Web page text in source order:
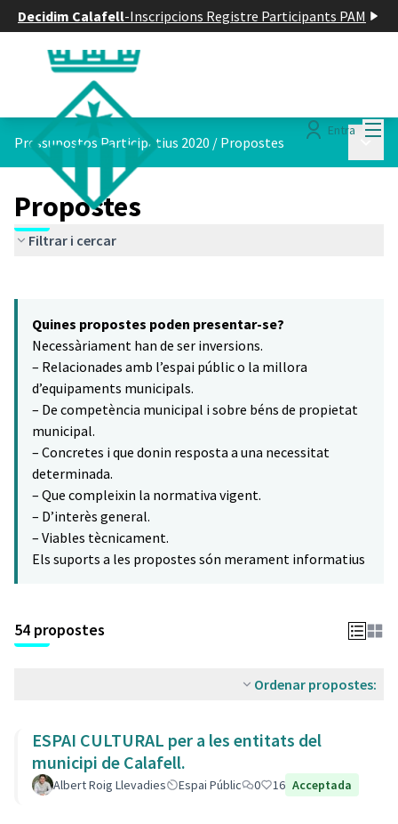
Decidim Calafell-Inscripcions Registre Participants PAM
Entra
Pressupostos Participatius 2020 / Propostes
Propostes
Filtrar i cercar
−
Quines propostes poden presentar-se?
Necessàriament han de ser inversions.
– Relacionades amb l’espai públic o la millora
d’equipaments municipals.
– De competència municipal i sobre béns de propietat
municipal.
– Concretes i que donin resposta a una necessitat
determinada.
– Que compleixin la normativa vigent.
– D’interès general.
– Viables tècnicament.
Els suports a les propostes són merament informatius
54 propostes
Ordenar propostes:
ESPAI CULTURAL per a les entitats del
municipi de Calafell.
Albert Roig Llevadies Espai Públic 0 16 Acceptada